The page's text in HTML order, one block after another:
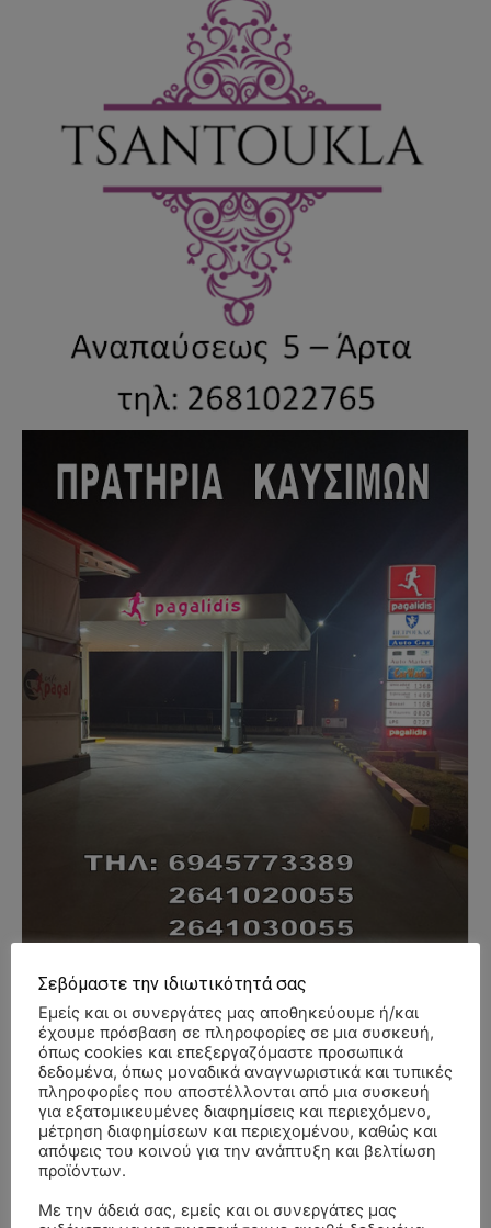
- Advertisment -
Σεβόμαστε την ιδιωτικότητά σας
Εμείς και οι συνεργάτες μας αποθηκεύουμε ή/και
έχουμε πρόσβαση σε πληροφορίες σε μια συσκευή,
όπως cookies και επεξεργαζόμαστε προσωπικά
δεδομένα, όπως μοναδικά αναγνωριστικά και τυπικές
πληροφορίες που αποστέλλονται από μια συσκευή
για εξατομικευμένες διαφημίσεις και περιεχόμενο,
μέτρηση διαφημίσεων και περιεχομένου, καθώς και
απόψεις του κοινού για την ανάπτυξη και βελτίωση
προϊόντων.
Με την άδειά σας, εμείς και οι συνεργάτες μας